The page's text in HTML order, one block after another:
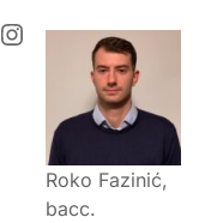
Roko Fazinić,
bacc.
Instagram